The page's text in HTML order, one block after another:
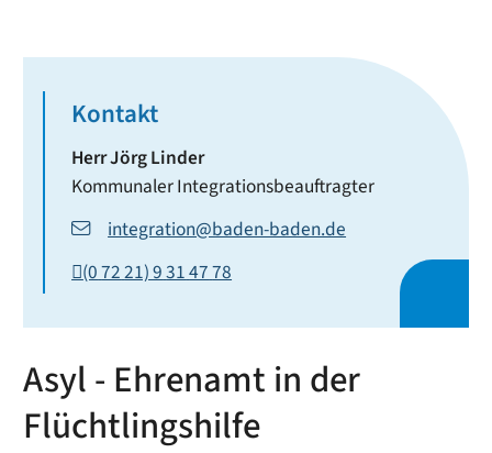
Kontakt
HerrJörgLinder
Kommunaler Integrationsbeauftragter
integration@baden-baden.de
(07221) 9314778
Asyl - Ehrenamt in der
Flüchtlingshilfe